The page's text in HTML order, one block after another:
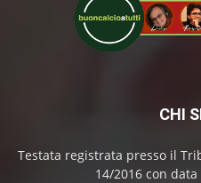
CHI
Testata registrata presso il
14/2016 con